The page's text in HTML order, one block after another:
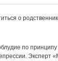
о
по
Эксперт